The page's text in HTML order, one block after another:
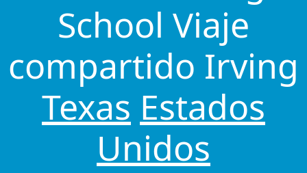
School Viaje
compartido Irving
Texas Estados
Unidos